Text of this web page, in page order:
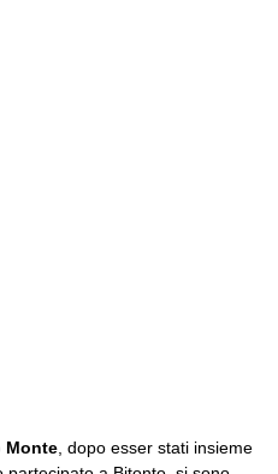
Monte , dopo esser stati insieme